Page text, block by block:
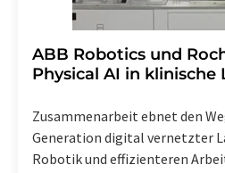
​​​​​​​ABB Robotics und
Physical AI in klinische
Zusammenarbeit ebnet den
Generation digital vernetzter
Robotik und effizienteren